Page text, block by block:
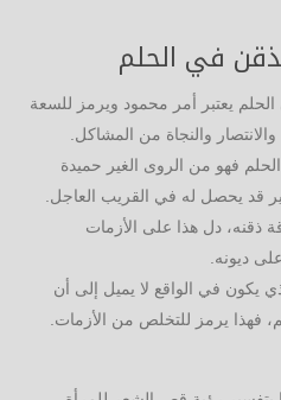
في الحلم
يعتبر أمر محمود ويرمز للسعة
والنجاة من المشاكل.
فهو من الروى الغير حميدة
قد يحصل له في القريب العاجل.
ذقنه، دل هذا على الأزمات
ديونه.
يكون في الواقع لا يميل إلى أن
فهذا يرمز للتخلص من الأزمات.